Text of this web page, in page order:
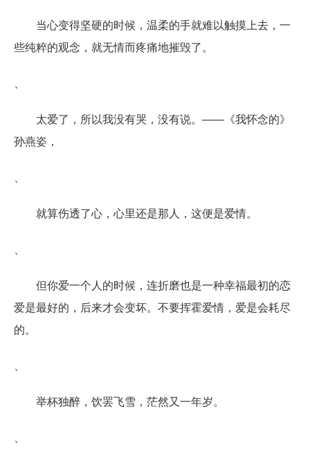
当心变得坚硬的时候，温柔的手就难以触摸上去，一
些纯粹的观念，就无情而疼痛地摧毁了。
、
太爱了，所以我没有哭，没有说。――《我怀念的》
孙燕姿，
、
就算伤透了心，心里还是那人，这便是爱情。
、
但你爱一个人的时候，连折磨也是一种幸福最初的恋
爱是最好的，后来才会变坏。不要挥霍爱情，爱是会耗尽
的。
、
举杯独醉，饮罢飞雪，茫然又一年岁。
、